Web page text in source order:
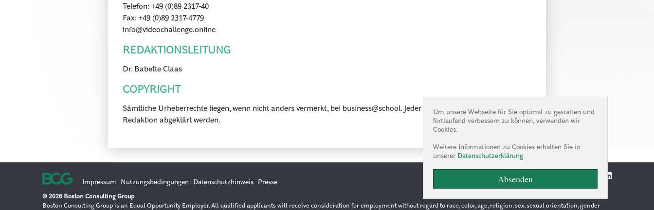
Telefon: +49 (0)89 2317-40
Fax: +49 (0)89 2317-4779
info@videochallenge.online
REDAKTIONSLEITUNG
Dr. Babette Claas
COPYRIGHT
Sämtliche Urheberrechte liegen, wenn nicht anders vermerkt, bei business@school. Jeder Gebrauch muss mit der
Redaktion abgeklärt werden.
Impressum Nutzungsbedingungen Datenschutzhinweis Presse
© 2026 Boston Consulting Group
Boston Consulting Group is an Equal Opportunity Employer. All qualified applicants will receive consideration for employment without regard to race, color, age, religion, sex, sexual orientation, gender
Um unsere Webseite für Sie optimal zu gestalten und
fortlaufend verbessern zu können, verwenden wir
Cookies.
Weitere Informationen zu Cookies erhalten Sie in
unserer Datenschutzerklärung
Absenden